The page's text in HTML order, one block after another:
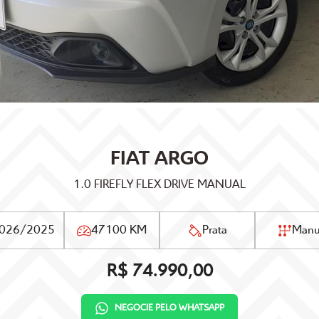
FIAT ARGO
1.0 FIREFLY FLEX DRIVE MANUAL
2025 47100 KM Prata
R$ 74.990,00
NEGOCIE PELO WHATSAPP